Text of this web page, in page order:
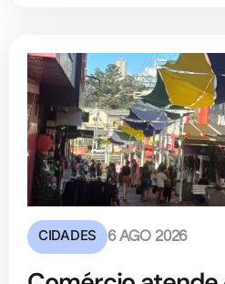
CIDADES 6 AGO 2026